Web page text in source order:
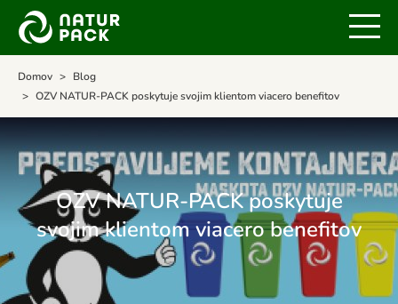
Domov
Blog
OZV NATUR-PACK poskytuje svojim klientom viacero benefitov
OZV NATUR-PACK poskytuje
svojim klientom viacero benefitov